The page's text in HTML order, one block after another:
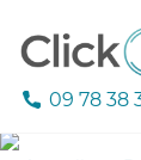
09 78 38